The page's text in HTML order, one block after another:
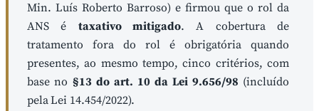
Min. Luís Roberto Barroso) e firmou que o rol da
ANS é taxativo mitigado. A cobertura de
tratamento fora do rol é obrigatória quando
presentes, ao mesmo tempo, cinco critérios, com
base no§13 do art. 10 da Lei 9.656/98 (incluído
pela Lei 14.454/2022).